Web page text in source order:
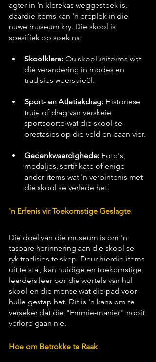
agter in 'n klerekas weggesteek is,
daardie items kan 'n ereplek in die
nuwe museum kry. Die skool is
spesifiek op soek na:
Skoolklere: Ou skooluniforms wat
die verandering in modes en
tradisies weerspieël.
Sport- en Atletiekdrag: Historiese
truie of drag van verskeie
sportsoorte wat die skool se
prestasies op die veld en baan vier.
Gedenkwaardighede: Foto's,
medaljes, sertifikate of enige
ander items wat 'n verbintenis met
die skool se verlede het.
'n Erfenis vir Toekomstige Geslagte
Die doel van die museum is om 'n
tasbare herinnering aan die skool se
ryk tradisies te skep. Deur hierdie items
uit te stal, kan huidige en toekomstige
leerders leer oor die wortels van hul
skool en die mense wat die pad voor
hulle gestap het. Dit is 'n kans om te
verseker dat die "Emmie-manier" nooit
verlore gaan nie.
Hoe om Betrokke te Raak